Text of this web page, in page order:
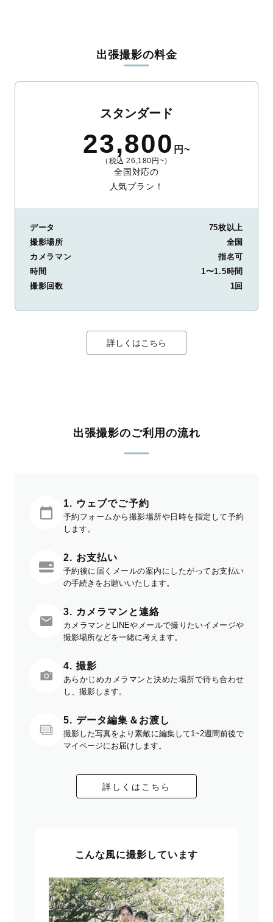
出張撮影の料金
スタンダード
23,800 円~
（税込 26,180円~）
全国対応の
人気プラン！
データ
75枚以上
撮影場所
全国
カメラマン
指名可
時間
1〜1.5時間
撮影回数
1回
詳しくはこちら
出張撮影のご利用の流れ
1. ウェブでご予約
予約フォームから撮影場所や日時を指定して予約
します。
2. お支払い
予約後に届くメールの案内にしたがってお支払い
の手続きをお願いいたします。
3. カメラマンと連絡
カメラマンとLINEやメールで撮りたいイメージや
撮影場所などを一緒に考えます。
4. 撮影
あらかじめカメラマンと決めた場所で待ち合わせ
し、撮影します。
5. データ編集＆お渡し
撮影した写真をより素敵に編集して1~2週間前後で
マイページにお届けします。
詳しくはこちら
こんな風に撮影しています